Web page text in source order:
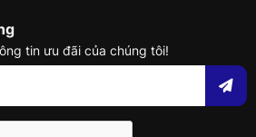
tin ưu đãi của chúng tôi!